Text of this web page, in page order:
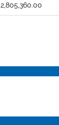
2,805,360.00